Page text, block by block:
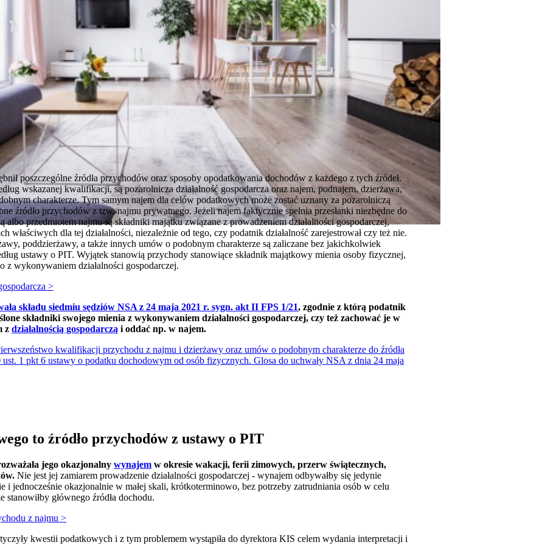
poszczególne źródła przychodów oraz sposoby opodatkowania dochodów z każdego z tych źródeł.
wskazanej kwalifikacji, są pozarolnicza działalność gospodarcza oraz najem, podnajem, dzierżawa,
charakterze. Tym samym najem dla celów podatkowych może zostać uznany za pozarolniczą
źródło przychodów z tzw. najmu prywatnego. Jeżeli najem faktycznie spełnia przesłanki niezbędne do
albo przedmiotem najmu są składniki majątku związane z prowadzeniem działalności gospodarczej,
właściwych dla tej działalności, niezależnie od tego, czy podatnik działalność zarejestrował czy też nie.
poddzierżawy, a także innych umów o podobnym charakterze są zaliczane bez jakichkolwiek
ustawy o PIT. Wyjątek stanowią przychody stanowiące składnik majątkowy mienia osoby fizycznej,
z wykonywaniem działalności gospodarczej.
>
składu siedmiu sędziów NSA z 24 maja 2021 r. sygn. akt II FPS 1/21, zgodnie z którą podatnik
składniki swojego mienia z wykonywaniem działalności gospodarczej, czy też zachować je w
z działalnością gospodarczą i oddać np. w najem.
kwalifikacji przychodu z najmu i dzierżawy oraz umów o podobnym charakterze do źródła
1 pkt 6 ustawy o podatku dochodowym od osób fizycznych. Glosa do uchwały NSA z dnia 24 maja
to źródło przychodów z ustawy o PIT
jego okazjonalny wynajem w okresie wakacji, ferii zimowych, przerw świątecznych,
Nie jest jej zamiarem prowadzenie działalności gospodarczej - wynajem odbywałby się jedynie
i jednocześnie okazjonalnie w małej skali, krótkoterminowo, bez potrzeby zatrudniania osób w celu
stanowiłby głównego źródła dochodu.
z najmu >
kwestii podatkowych i z tym problemem wystąpiła do dyrektora KIS celem wydania interpretacji i